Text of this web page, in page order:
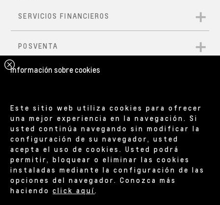
Información sobre cookies
Este sitio web utiliza cookies para ofrecer
una mejor experiencia en la navegación. Si
usted continúa navegando sin modificar la
configuración de su navegador, usted
acepta el uso de cookies. Usted podrá
permitir, bloquear o eliminar las cookies
instaladas mediante la configuración de las
opciones del navegador. Conozca más
haciendoclick aquí.